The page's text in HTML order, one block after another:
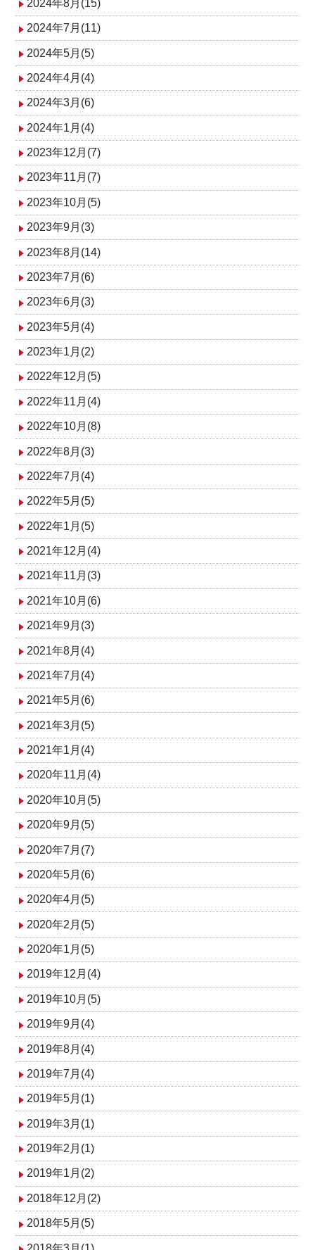
2024年8月(15)
2024年7月(11)
2024年5月(5)
2024年4月(4)
2024年3月(6)
2024年1月(4)
2023年12月(7)
2023年11月(7)
2023年10月(5)
2023年9月(3)
2023年8月(14)
2023年7月(6)
2023年6月(3)
2023年5月(4)
2023年1月(2)
2022年12月(5)
2022年11月(4)
2022年10月(8)
2022年8月(3)
2022年7月(4)
2022年5月(5)
2022年1月(5)
2021年12月(4)
2021年11月(3)
2021年10月(6)
2021年9月(3)
2021年8月(4)
2021年7月(4)
2021年5月(6)
2021年3月(5)
2021年1月(4)
2020年11月(4)
2020年10月(5)
2020年9月(5)
2020年7月(7)
2020年5月(6)
2020年4月(5)
2020年2月(5)
2020年1月(5)
2019年12月(4)
2019年10月(5)
2019年9月(4)
2019年8月(4)
2019年7月(4)
2019年5月(1)
2019年3月(1)
2019年2月(1)
2019年1月(2)
2018年12月(2)
2018年5月(5)